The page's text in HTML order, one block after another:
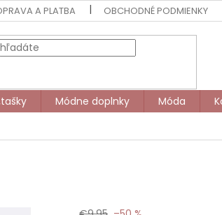
A PLATBA OBCHODNÉ PODMIENKY
Módne doplnky Móda